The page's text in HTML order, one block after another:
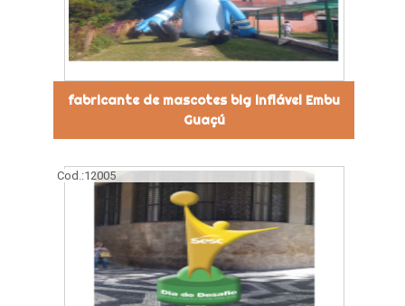
fabricante de mascotes big inflável Embu
Guaçú
Cod.:12005